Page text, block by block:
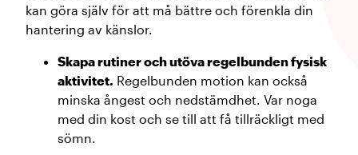
kan göra själv för att må bättre och förenkla din
hantering av känslor.
Skapa rutiner och utöva regelbunden fysisk
aktivitet. Regelbunden motion kan också
minska ångest och nedstämdhet. Var noga
med din kost och se till att få tillräckligt med
sömn.